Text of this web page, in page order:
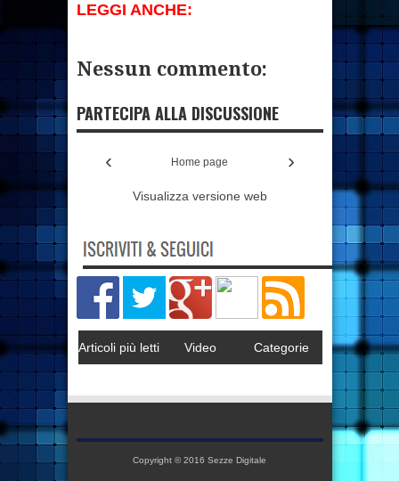
LEGGI ANCHE:
Nessun commento:
PARTECIPA ALLA DISCUSSIONE
‹ ›
Home page
Visualizza versione web
Articoli più letti Video Categorie
Copyright © 2016 Sezze Digitale